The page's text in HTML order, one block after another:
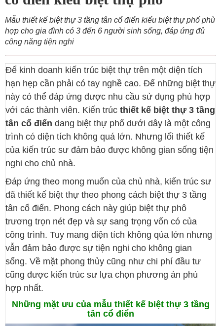
Mẫu thiết kế biệt thự 3 tầng tân cổ điển kiểu biệt thự phố phù
hợp cho gia đình có 3 đến 6 người sinh sống, đáp ứng đủ
công năng tiện nghi
Để kinh doanh kiến trúc biệt thự trên một diện tích
hạn hẹp cần phải có tay nghề cao. Để những biệt thự
này có thể đáp ứng được nhu cầu sử dụng phù hợp
với các thành viên. Kiến trúc thiết kế biệt thự 3 tầng
tân cổ điển dang biệt thự phố dưới dây là một công
trình có diện tích không quá lớn. Nhưng lối thiết kế
của kiến trúc sư đảm bảo được không gian sống tiện
nghi cho chủ nhà.
Đáp ứng theo mong muốn của chủ nhà, kiến trúc sư
đã thiết kế biệt thự theo phong cách biệt thự 3 tầng
tân cổ điển. Phong cách này giúp biệt thự phô
trương trọn nét đẹp và sự sang trọng vốn có của
công trình. Tuy mang diện tích không qúa lớn nhưng
vẫn đảm bảo được sự tiện nghi cho không gian
sống. Về mặt phong thủy cũng như chi phí đầu tư
cũng được kiến trúc sư lựa chọn phương án phù
hợp nhất.
Những mặt ưu của mẫu thiết kế biệt thự 3 tầng
tân cổ điển